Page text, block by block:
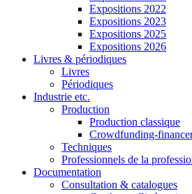
Expositions 2022
Expositions 2023
Expositions 2025
Expositions 2026
Livres & périodiques
Livres
Périodiques
Industrie etc.
Production
Production classique
Crowdfunding-
Techniques
Professionnels de la
Documentation
Consultation & catalogues